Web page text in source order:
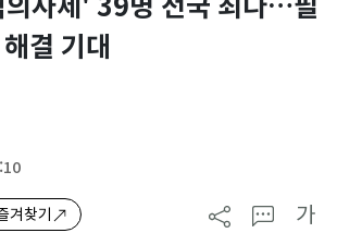
결 기대
겨찾기 가